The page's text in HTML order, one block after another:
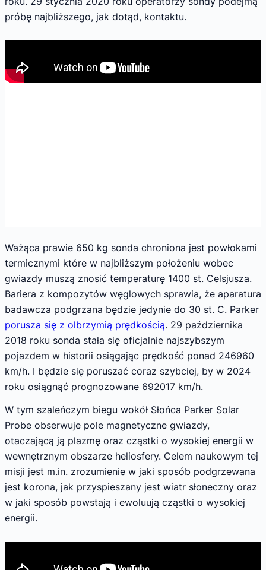
próbę najbliższego, jak dotąd, kontaktu.
Ważąca prawie 650 kg sonda chroniona jest powłokami
termicznymi które w najbliższym położeniu wobec
gwiazdy muszą znosić temperaturę 1400 st. Celsjusza.
Bariera z kompozytów węglowych sprawia, że aparatura
badawcza podgrzana będzie jedynie do 30 st. C. Parker
porusza się z olbrzymią prędkością. 29 października
2018 roku sonda stała się oficjalnie najszybszym
pojazdem w historii osiągając prędkość ponad 246960
km/h. I będzie się poruszać coraz szybciej, by w 2024
roku osiągnąć prognozowane 692017 km/h.
W tym szaleńczym biegu wokół Słońca Parker Solar
Probe obserwuje pole magnetyczne gwiazdy,
otaczającą ją plazmę oraz cząstki o wysokiej energii w
wewnętrznym obszarze heliosfery. Celem naukowym tej
misji jest m.in. zrozumienie w jaki sposób podgrzewana
jest korona, jak przyspieszany jest wiatr słoneczny oraz
w jaki sposób powstają i ewoluują cząstki o wysokiej
energii.